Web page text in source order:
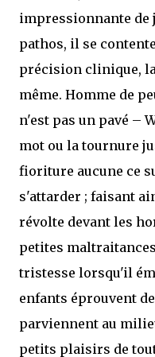
impressionnante de
pathos, il se
précision clinique,
même. Homme de
n'est pas un pavé –
mot ou la tournure
fioriture aucune ce
s'attarder ; faisant
révolte devant les
petites
tristesse lorsqu'il
enfants éprouvent
parviennent au
petits plaisirs de